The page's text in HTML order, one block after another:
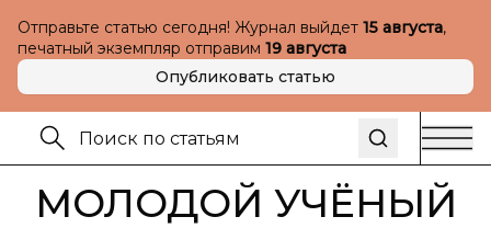
Отправьте статью сегодня! Журнал выйдет 15 августа,
печатный экземпляр отправим 19 августа
Опубликовать статью
МОЛОДОЙ УЧЁНЫЙ